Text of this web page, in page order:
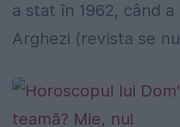
a stat în 1962, când
Arghezi (revista se